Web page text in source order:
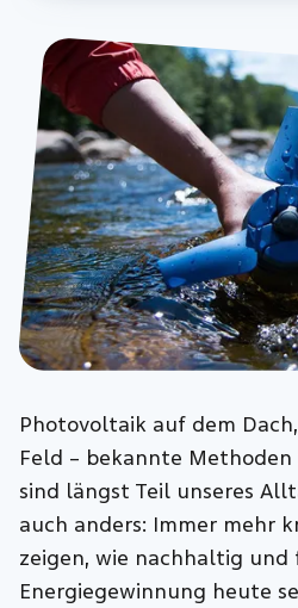
Photovoltaik auf dem
Feld – bekannte
sind längst Teil unseres
auch anders: Immer mehr
zeigen, wie nachhaltig und
Energiegewinnung heute